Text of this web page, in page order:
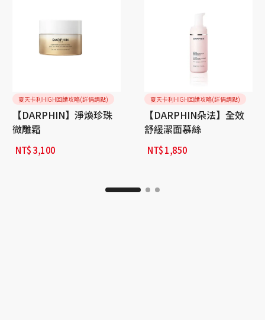
夏天卡利HIGH回饋攻略(詳情請點)
【DARPHIN】淨煥珍珠
微雕霜
NT$3,100
夏天卡利HIGH回饋攻略(詳情請點)
【DARPHIN朵法】全效
舒緩潔面慕絲
NT$1,850